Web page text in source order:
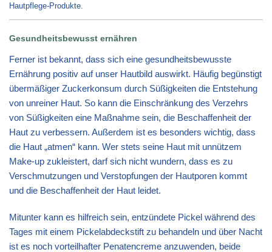
Hautpflege-Produkte.
Gesundheitsbewusst ernähren
Ferner ist bekannt, dass sich eine gesundheitsbewusste
Ernährung positiv auf unser Hautbild auswirkt. Häufig begünstigt
übermäßiger Zuckerkonsum durch Süßigkeiten die Entstehung
von unreiner Haut. So kann die Einschränkung des Verzehrs
von Süßigkeiten eine Maßnahme sein, die Beschaffenheit der
Haut zu verbessern. Außerdem ist es besonders wichtig, dass
die Haut „atmen“ kann. Wer stets seine Haut mit unnützem
Make-up zukleistert, darf sich nicht wundern, dass es zu
Verschmutzungen und Verstopfungen der Hautporen kommt
und die Beschaffenheit der Haut leidet.
Mitunter kann es hilfreich sein, entzündete Pickel während des
Tages mit einem Pickelabdeckstift zu behandeln und über Nacht
ist es noch vorteilhafter Penatencreme anzuwenden, beide